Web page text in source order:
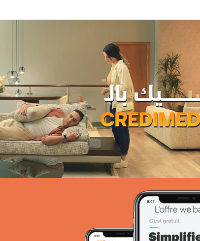
Campagne BIAT TRE Juil. 2022
Banque et finance
Marketing Digital & Com 360°
Stratégie Social Media
Activation digitale & média
Achat media